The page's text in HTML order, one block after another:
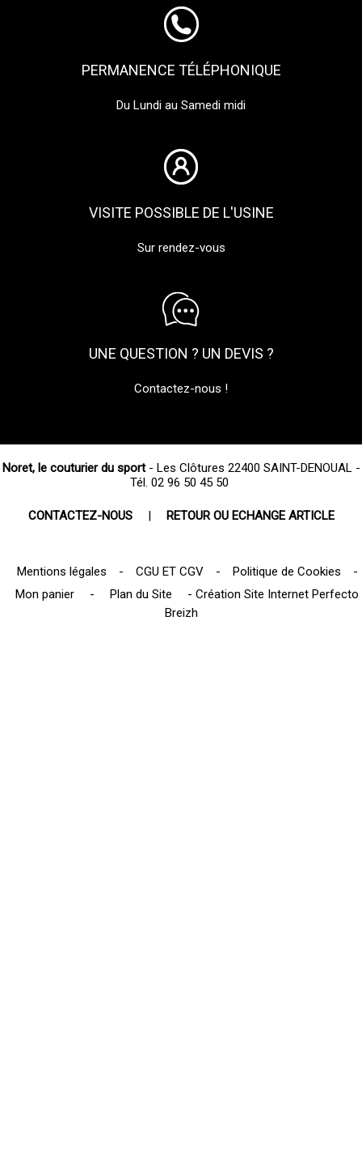
PERMANENCE TÉLÉPHONIQUE
Du Lundi au Samedi midi
VISITE POSSIBLE DE L'USINE
Sur rendez-vous
UNE QUESTION ? UN DEVIS ?
Contactez-nous !
Noret, le couturier du sport- Les Clôtures 22400 SAINT-DENOUAL -
Tél. 02 96 50 45 50
CONTACTEZ-NOUS RETOUR OU ECHANGE ARTICLE
Mentions légales - CGU ET CGV - Politique de Cookies
-
Mon panier
- Plan du Site - Création Site Internet Perfecto
Breizh